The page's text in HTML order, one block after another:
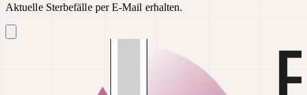
Aktuelle Sterbefälle per E-Mail erhalten.